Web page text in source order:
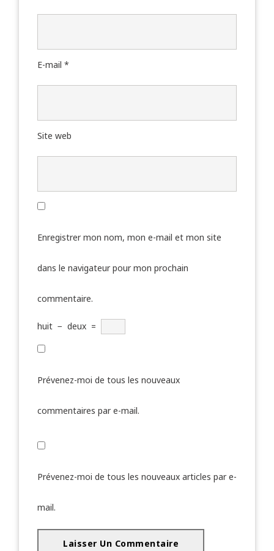
E-mail *
Site web
Enregistrer mon nom, mon e-mail et mon site
dans le navigateur pour mon prochain
commentaire.
huit − deux =
Prévenez-moi de tous les nouveaux
commentaires par e-mail.
Prévenez-moi de tous les nouveaux articles par e-
mail.